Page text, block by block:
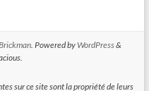
. Powered by WordPress&
sur ce site sont la propriété de leurs